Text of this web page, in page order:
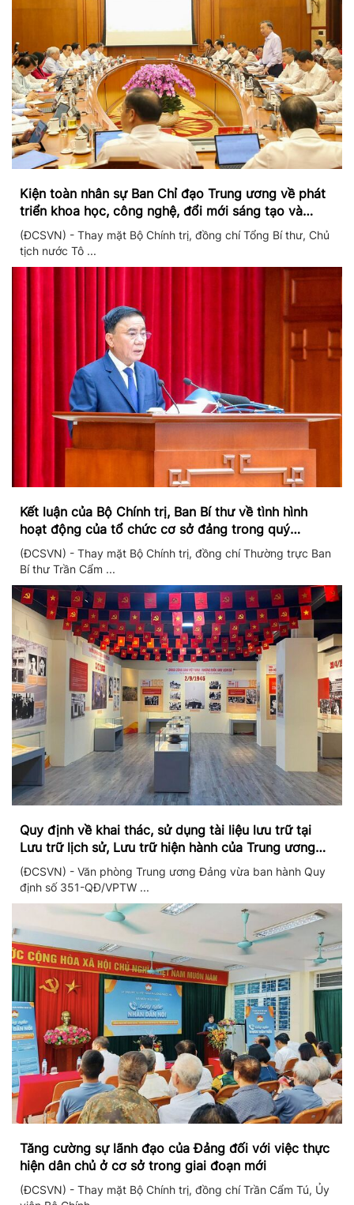
Kiện toàn nhân sự Ban Chỉ đạo Trung ương về phát
triển khoa học, công nghệ, đổi mới sáng tạo và
chuyển đổi số
(ĐCSVN) - Thay mặt Bộ Chính trị, đồng chí Tổng Bí thư, Chủ
tịch nước Tô ...
Kết luận của Bộ Chính trị, Ban Bí thư về tình hình
hoạt động của tổ chức cơ sở đảng trong quý
II/2026
(ĐCSVN) - Thay mặt Bộ Chính trị, đồng chí Thường trực Ban
Bí thư Trần Cẩm ...
Quy định về khai thác, sử dụng tài liệu lưu trữ tại
Lưu trữ lịch sử, Lưu trữ hiện hành của Trung ương
Đảng và Văn phòng Trung ương Đảng
(ĐCSVN) - Văn phòng Trung ương Đảng vừa ban hành Quy
định số 351-QĐ/VPTW ...
Tăng cường sự lãnh đạo của Đảng đối với việc thực
hiện dân chủ ở cơ sở trong giai đoạn mới
(ĐCSVN) - Thay mặt Bộ Chính trị, đồng chí Trần Cẩm Tú, Ủy